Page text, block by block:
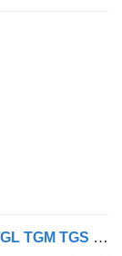
MAN ECAS DRUKMODULEN EURO 6 TGL TGM TGS TGX 81.25902-6147 pneumatski ventil za kamiona